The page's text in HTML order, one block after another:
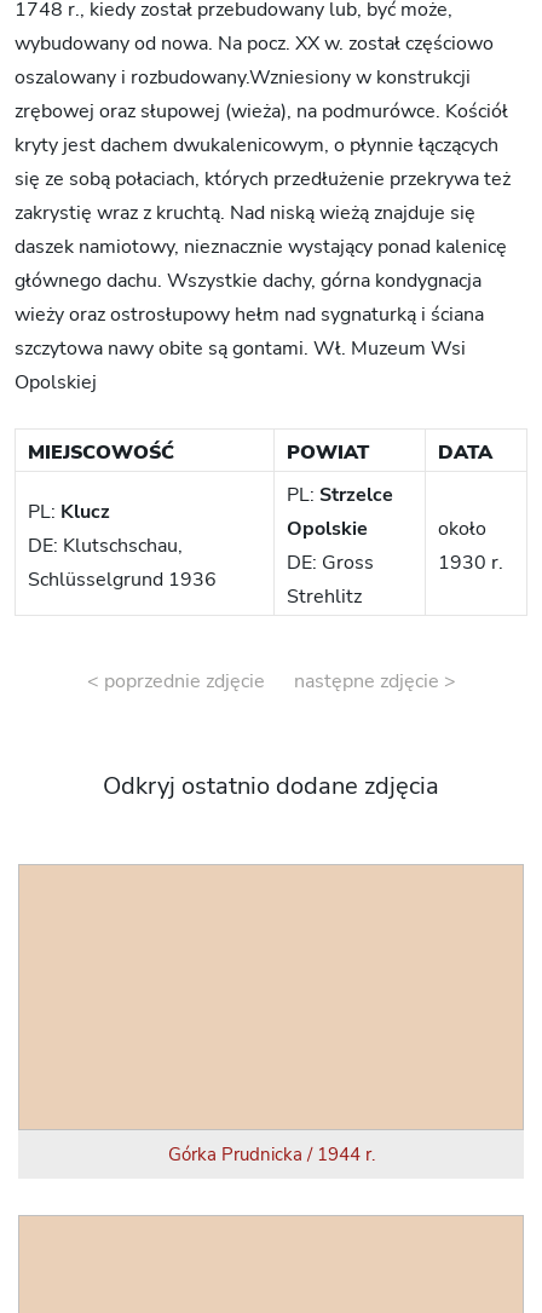
1748 r., kiedy został przebudowany lub, być może,
wybudowany od nowa. Na pocz. XX w. został częściowo
oszalowany i rozbudowany.Wzniesiony w konstrukcji
zrębowej oraz słupowej (wieża), na podmurówce. Kościół
kryty jest dachem dwukalenicowym, o płynnie łączących
się ze sobą połaciach, których przedłużenie przekrywa też
zakrystię wraz z kruchtą. Nad niską wieżą znajduje się
daszek namiotowy, nieznacznie wystający ponad kalenicę
głównego dachu. Wszystkie dachy, górna kondygnacja
wieży oraz ostrosłupowy hełm nad sygnaturką i ściana
szczytowa nawy obite są gontami. Wł. Muzeum Wsi
Opolskiej
MIEJSCOWOŚĆ POWIAT DATA
PL: Klucz
DE: Klutschschau,
Schlüsselgrund 1936
PL: Strzelce
Opolskie
DE: Gross
Strehlitz
około
1930 r.
< poprzednie zdjęcie następne zdjęcie >
Odkryj ostatnio dodane zdjęcia
Górka Prudnicka / 1944 r.